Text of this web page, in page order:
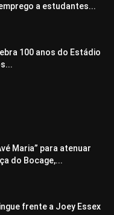
a estudantes...
100 anos do Estádio
Maria” para atenuar
do Bocage,...
frente a Joey Essex